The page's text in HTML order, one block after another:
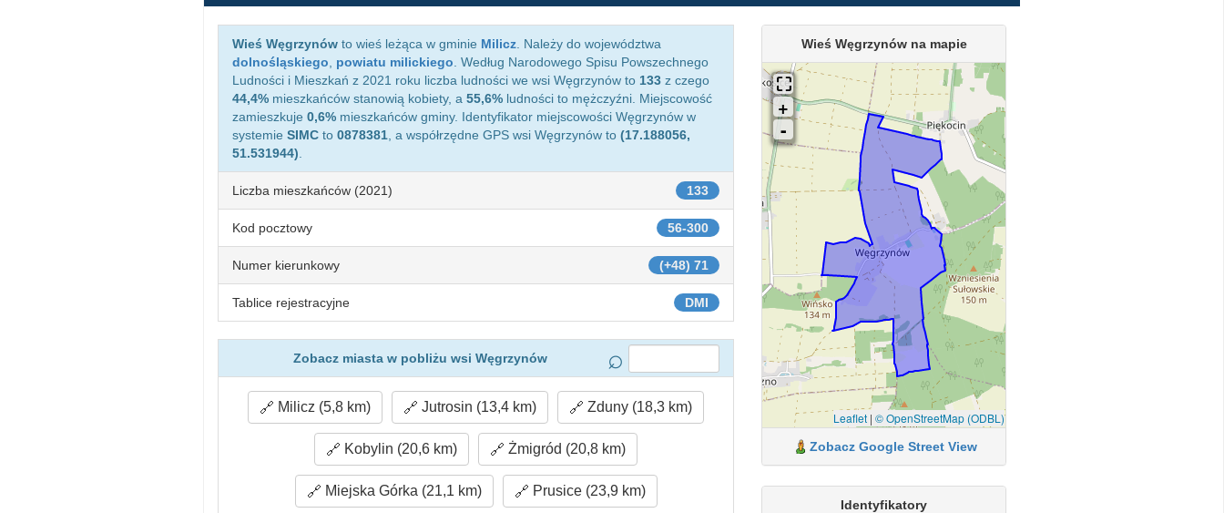
Wieś Węgrzynów to wieś leżąca w gminie Milicz . Należy do województwa
dolnośląskiego
powiatu milickiego . Według Narodowego Spisu Powszechnego
Ludności i Mieszkań z 2021 roku liczba ludności we wsi Węgrzynów to 133 z czego
44,4% mieszkańców stanowią kobiety, a 55,6% ludności to mężczyźni. Miejscowość
zamieszkuje 0,6% mieszkańców gminy. Identyfikator miejscowości Węgrzynów w
systemie SIMC to 0878381 , a współrzędne GPS wsi Węgrzynów to (17.188056,
51.531944)
133
Liczba mieszkańców (2021)
56-300
Kod pocztowy
(+48) 71
Numer kierunkowy
DMI
Tablice rejestracyjne
Zobacz miasta w pobliżu wsi Węgrzynów
Milicz (5,8 km) Jutrosin (13,4 km) Zduny (18,3 km)
Kobylin (20,6 km) Żmigród (20,8 km)
Miejska Górka (21,1 km) Prusice (23,9 km)
Wieś Węgrzynów na mapie
Leaflet| © OpenStreetMap (ODBL)
Zobacz Google Street View
Identyfikatory